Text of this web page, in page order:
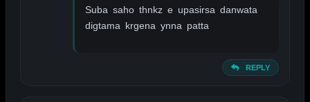
Suba saho thnkz e upasirsa danwata
digtama krgena ynna patta
REPLY